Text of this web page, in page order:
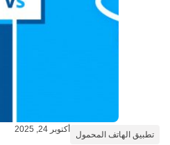
تطبيق الهاتف المحمول
أكتوبر 24, 2025